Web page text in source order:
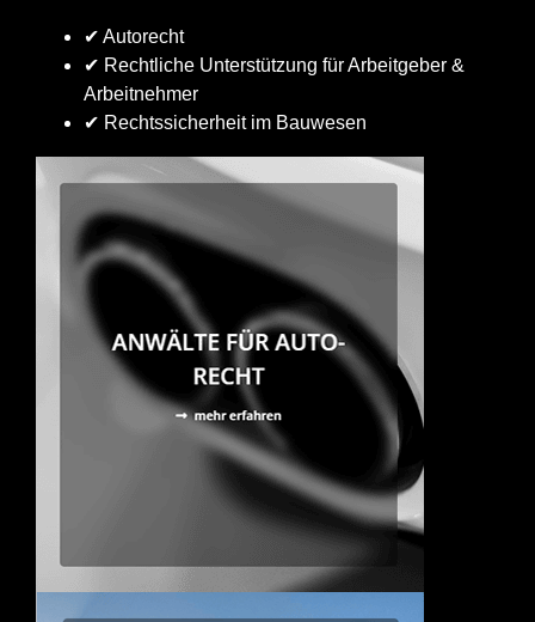
✔ Autorecht
✔ Rechtliche Unterstützung für Arbeitgeber &
Arbeitnehmer
✔ Rechtssicherheit im Bauwesen